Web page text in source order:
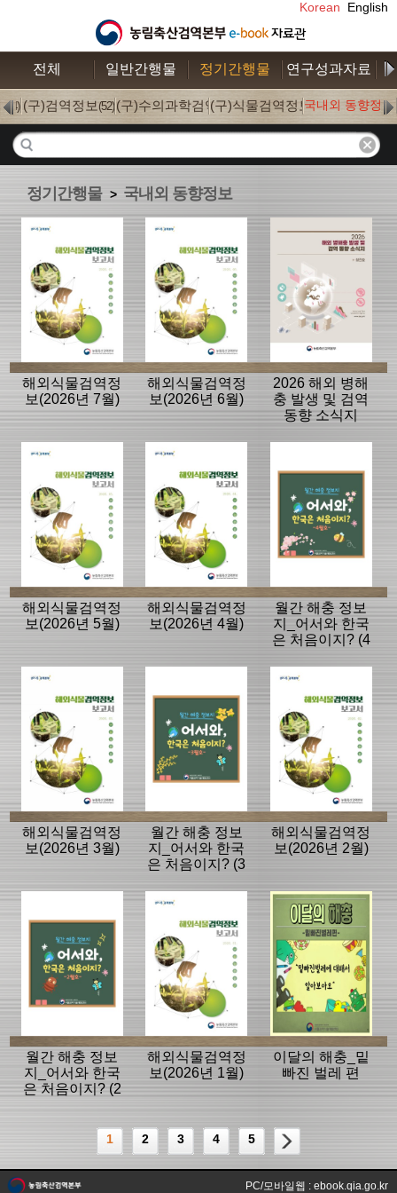
Korean English
전체 일반간행물 정기간행물 연구성과자료
(4) (구)검역정보 (52) (구)수의과학검역(0)
(구)식물검역정보(0)
국내외 동향정보
정기간행물 > 국내외 동향정보
해외식물검역정
보(2026년 7월)
해외식물검역정
보(2026년 6월)
2026 해외 병해
충 발생 및 검역
동향 소식지
해외식물검역정
보(2026년 5월)
해외식물검역정
보(2026년 4월)
월간 해충 정보
지_어서와 한국
은 처음이지? (4
해외식물검역정
보(2026년 3월)
월간 해충 정보
지_어서와 한국
은 처음이지? (3
해외식물검역정
보(2026년 2월)
월간 해충 정보
지_어서와 한국
은 처음이지? (2
해외식물검역정
보(2026년 1월)
이달의 해충_밑
빠진 벌레 편
1 2 3 4 5
PC/모바일웹 : ebook.qia.go.kr